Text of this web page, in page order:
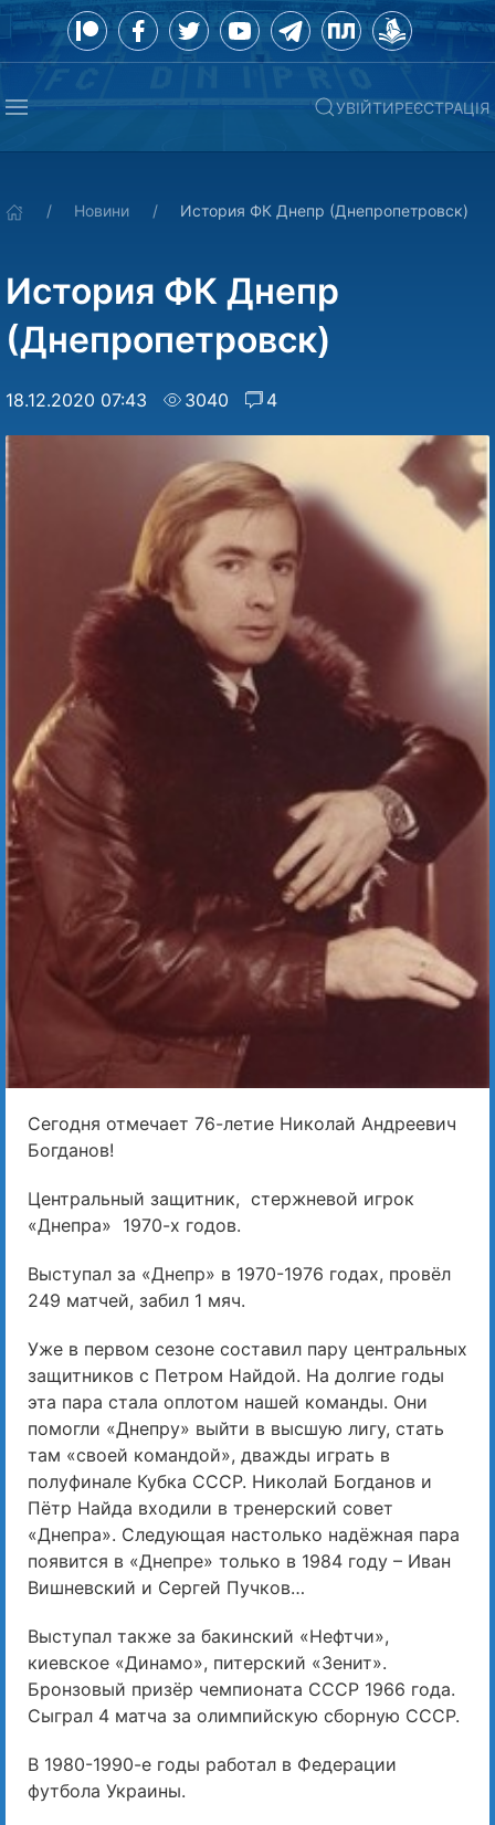
УВІЙТИРЕЄСТРАЦІЯ
Новини История ФК Днепр (Днепропетровск)
История ФК Днепр
(Днепропетровск)
18.12.2020 07:43 3040 4
Сегодня отмечает 76-летие Николай Андреевич
Богданов!
Центральный защитник, стержневой игрок
«Днепра» 1970-х годов.
Выступал за «Днепр» в 1970-1976 годах, провёл
249 матчей, забил 1 мяч.
Уже в первом сезоне составил пару центральных
защитников с Петром Найдой. На долгие годы
эта пара стала оплотом нашей команды. Они
помогли «Днепру» выйти в высшую лигу, стать
там «своей командой», дважды играть в
полуфинале Кубка СССР. Николай Богданов и
Пётр Найда входили в тренерский совет
«Днепра». Следующая настолько надёжная пара
появится в «Днепре» только в 1984 году – Иван
Вишневский и Сергей Пучков…
Выступал также за бакинский «Нефтчи»,
киевское «Динамо», питерский «Зенит».
Бронзовый призёр чемпионата СССР 1966 года.
Сыграл 4 матча за олимпийскую сборную СССР.
В 1980-1990-е годы работал в Федерации
футбола Украины.